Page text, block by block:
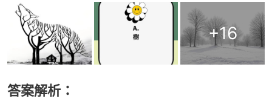
+16
答案解析：